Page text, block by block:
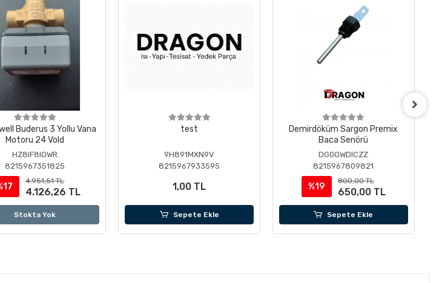
Buderus 3 Yollu Vana
Motoru 24 Vold
HZ8IF8IOWR
8215967351825
4.951,51 TL
4.126,26 TL
Stokta Yok
test
9H891MXN9V
8215967933595
1,00 TL
Sepete Ekle
Demirdöküm Sargon Premix
Baca Senörü
DG0OWDICZZ
8215967809821
%19
800,00 TL
650,00 TL
Sepete Ekle